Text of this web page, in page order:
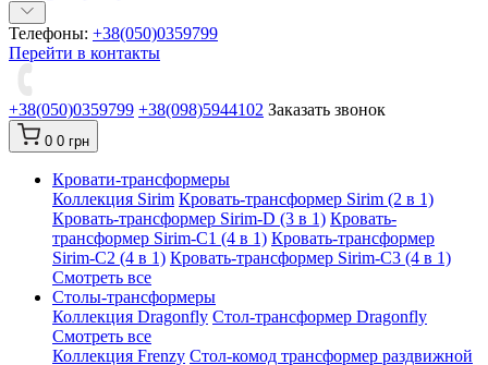
Телефоны: +38(050)0359799
Перейти в контакты
+38(050)0359799 +38(098)5944102 Заказать звонок
0 0 грн
Кровати-трансформеры
Коллекция Sirim Кровать-трансформер Sirim (2 в 1)
Кровать-трансформер Sirim-D (3 в 1) Кровать-
трансформер Sirim-C1 (4 в 1) Кровать-трансформер
Sirim-C2 (4 в 1) Кровать-трансформер Sirim-C3 (4 в 1)
Смотреть все
Cтолы-трансформеры
Коллекция Dragonfly Стол-трансформер Dragonfly
Смотреть все
Коллекция Frenzy Стол-комод трансформер раздвижной